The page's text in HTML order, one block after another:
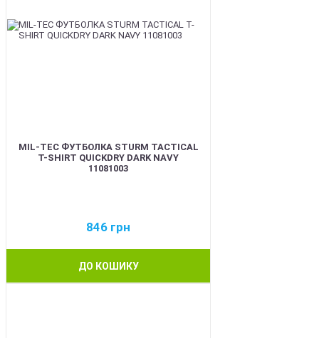
MIL-TEC ФУТБОЛКА STURM TACTICAL
T-SHIRT QUICKDRY DARK NAVY
11081003
846 грн
ДО КОШИКУ